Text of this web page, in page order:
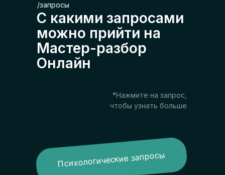
С какими запросами
можно прийти на
Мастер-разбор
Онлайн
/запросы
Психологические запросы
*Нажмите на запрос,
чтобы узнать больше